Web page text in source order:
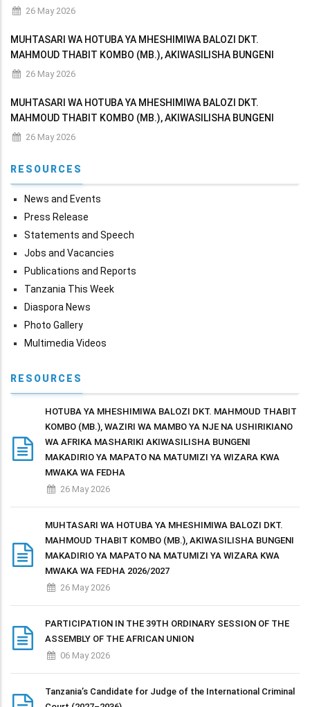
AFRIKA MASHARIKI AKIWASILISHA BUNGENI MAKADIRIO YA
26 May 2026
MUHTASARI WA HOTUBA YA MHESHIMIWA BALOZI DKT.
MAHMOUD THABIT KOMBO (MB.), AKIWASILISHA BUNGENI
MAKADIRIO YA MAPATO NA MATUMIZI YA WIZARA KWA MWAKA
26 May 2026
MUHTASARI WA HOTUBA YA MHESHIMIWA BALOZI DKT.
MAHMOUD THABIT KOMBO (MB.), AKIWASILISHA BUNGENI
MAKADIRIO YA MAPATO NA MATUMIZI YA WIZARA KWA MWAKA
26 May 2026
RESOURCES
News and Events
Press Release
Statements and Speech
Jobs and Vacancies
Publications and Reports
Tanzania This Week
Diaspora News
Photo Gallery
Multimedia Videos
RESOURCES
HOTUBA YA MHESHIMIWA BALOZI DKT. MAHMOUD THABIT
KOMBO (MB.), WAZIRI WA MAMBO YA NJE NA USHIRIKIANO
WA AFRIKA MASHARIKI AKIWASILISHA BUNGENI
MAKADIRIO YA MAPATO NA MATUMIZI YA WIZARA KWA
MWAKA WA FEDHA
26 May 2026
MUHTASARI WA HOTUBA YA MHESHIMIWA BALOZI DKT.
MAHMOUD THABIT KOMBO (MB.), AKIWASILISHA BUNGENI
MAKADIRIO YA MAPATO NA MATUMIZI YA WIZARA KWA
MWAKA WA FEDHA 2026/2027
26 May 2026
PARTICIPATION IN THE 39TH ORDINARY SESSION OF THE
ASSEMBLY OF THE AFRICAN UNION
06 May 2026
Tanzania’s Candidate for Judge of the International Criminal